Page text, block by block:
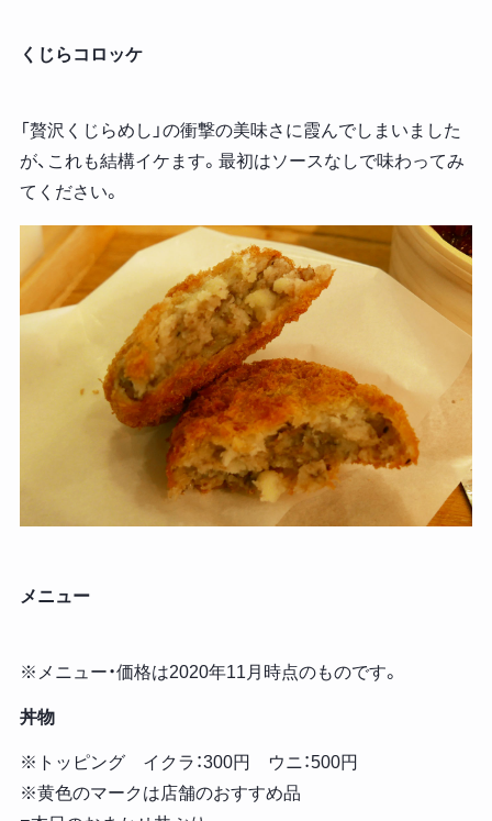
くじらコロッケ
「贅沢くじらめし」の衝撃の美味さに霞んでしまいました
が、これも結構イケます。最初はソースなしで味わってみ
てください。
メニュー
※メニュー・価格は2020年11月時点のものです。
丼物
※トッピング イクラ：300円 ウニ：500円
※黄色のマークは店舗のおすすめ品